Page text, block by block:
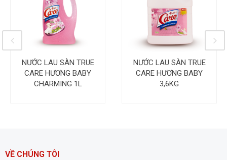
NƯỚC LAU SÀN TRUE
CARE HƯƠNG BABY
CHARMING 1L
NƯỚC LAU SÀN TRUE
CARE HƯƠNG BABY
3,6KG
VỀ CHÚNG TÔI